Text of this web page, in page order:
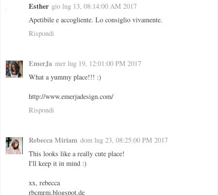
Esther gio lug 13, 08:14:00 AM 2017
Apetibile e accogliente. Lo consiglio vivamente.
Rispondi
EmerJa mer lug 19, 12:01:00 PM 2017
What a yummy place!!! :)
http://www.emerjadesign.com/
Rispondi
Rebecca Miriam dom lug 23, 08:25:00 PM 2017
This looks like a really cute place!
I'll keep it in mind :)
xx, rebecca
rbcmrm.blogspot.de